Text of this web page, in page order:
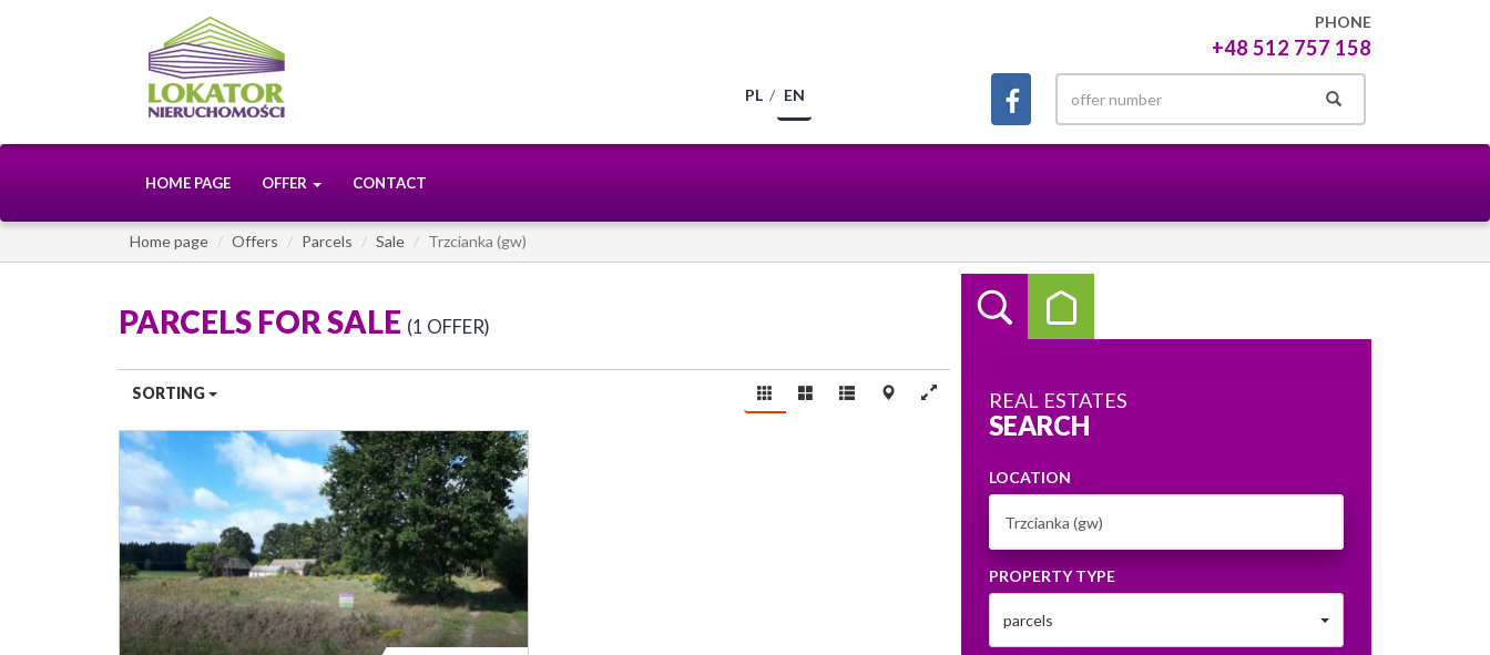
PHONE
+48 512 757 158
PL EN
HOME PAGE OFFER CONTACT
Home page Offers Parcels Sale Trzcianka (gw)
REAL ESTATES
SEARCH
LOCATION
PROPERTY TYPE
parcels
PARCELS FOR SALE 1 OFFER
SORTING